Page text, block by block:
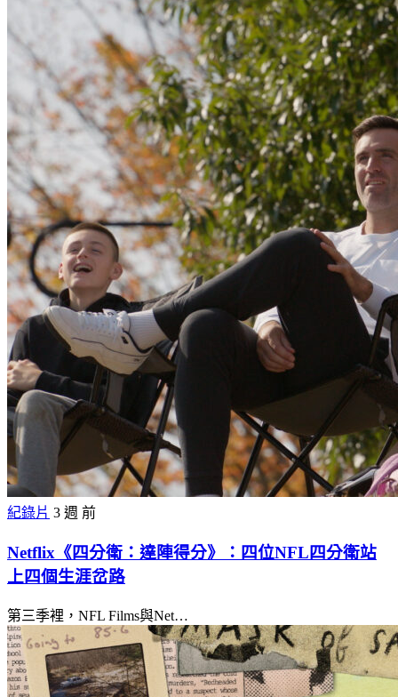
紀錄片 3 週 前
Netflix《四分衛：達陣得分》：四位NFL四分衛站
上四個生涯岔路
第三季裡，NFL Films與Net…